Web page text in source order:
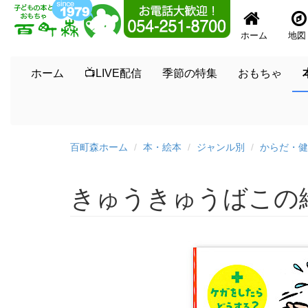
ホーム 地図
ホーム 📺LIVE配信 季節の特集 おもちゃ
百町森ホーム 本・絵本 ジャンル別 からだ・
きゅうきゅうばこの